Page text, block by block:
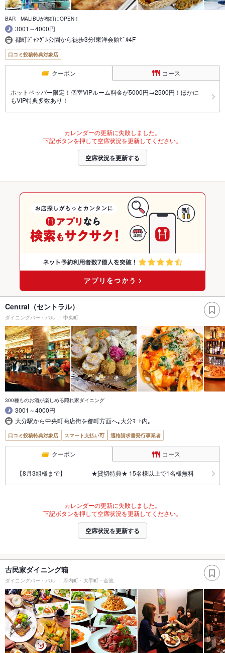
BAR MALIBUが都町にOPEN！
3001～4000円
都町ｼﾞｬﾝｸﾞﾙ公園から徒歩3分!東洋会館ﾋﾞﾙ4F
口コミ投稿特典対象店
クーポン コース
ホットペッパー限定！個室VIPルーム料金が5000円→2500円！ほかに
もVIP特典多数あり！
カレンダーの更新に失敗しました。
下記ボタンを押して空席状況を更新してください。
空席状況を更新する
Central（セントラル）
ダイニングバー・バル 中央町
300種ものお酒が楽しめる隠れ家ダイニング
3001～4000円
大分駅から中央町商店街を都町方面へ｡大分ﾏｰﾄ内｡
口コミ投稿特典対象店 スマート支払い可 適格請求書発行事業者
クーポン コース
【8月3組様まで】 ★貸切特典★ 15名様以上で1名様無料
カレンダーの更新に失敗しました。
下記ボタンを押して空席状況を更新してください。
空席状況を更新する
古民家ダイニング箱
ダイニングバー・バル 府内町・大手町・金池